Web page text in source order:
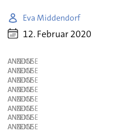
Eva Middendorf
12. Februar 2020
ANZEIGE
ANZEIGE
ANZEIGE
ANZEIGE
ANZEIGE
ANZEIGE
ANZEIGE
ANZEIGE